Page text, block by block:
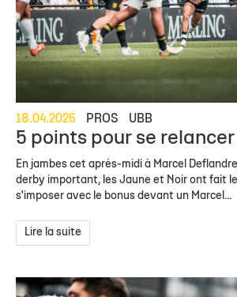
18.04.2026 PROS UBB
5 points pour se relancer
En jambes cet après-midi à Marcel
derby important, les Jaune et Noir ont fait
s'imposer avec le bonus devant un Marcel...
Lire la suite